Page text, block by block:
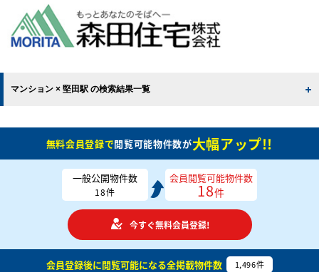
マンション × 堅田駅 の検索結果一覧
無料会員登録で閲覧可能物件数が大幅アップ!!
一般公開物件数
18件
会員閲覧可能物件数
18件
今すぐ無料会員登録!
会員登録後に閲覧可能になる全掲載物件数 1,496件